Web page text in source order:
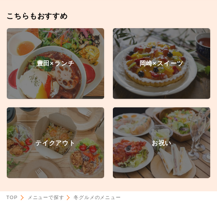
こちらもおすすめ
豊田×ランチ 岡崎×スイーツ
テイクアウト お祝い
TOP メニューで探す 冬グルメのメニュー